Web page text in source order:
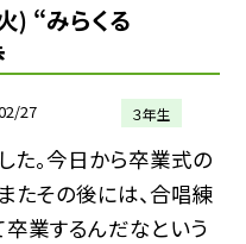
) “みらくる
27 ３年生
た。今日から卒業式の
たその後には、合唱練
卒業するんだなという